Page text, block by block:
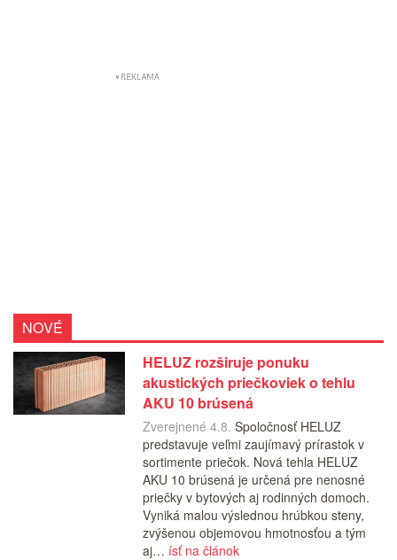
NOVÉ
HELUZ rozširuje ponuku
akustických priečkoviek o tehlu
AKU 10 brúsená
Zverejnené 4.8. Spoločnosť HELUZ
predstavuje veľmi zaujímavý prírastok v
sortimente priečok. Nová tehla HELUZ
AKU 10 brúsená je určená pre nenosné
priečky v bytových aj rodinných domoch.
Vyniká malou výslednou hrúbkou steny,
zvýšenou objemovou hmotnosťou a tým
aj… ísť na článok